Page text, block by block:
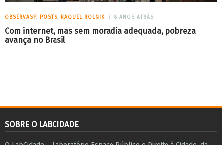
OBSERVASP, POSTS, RAQUEL ROLNIK 8 ANOS ATRÁS
Com internet, mas sem moradia adequada, pobreza
avança no Brasil
SOBRE O LABCIDADE